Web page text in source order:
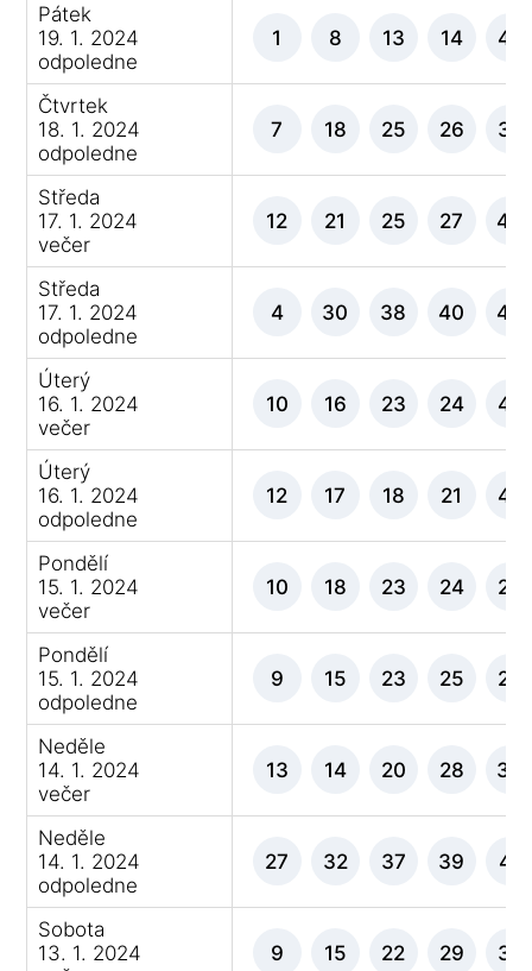
Pátek
19. 1. 2024
odpoledne
1 8 13 14 42
Čtvrtek
18. 1. 2024
odpoledne
7 18 25 26 32
Středa
17. 1. 2024
večer
12 21 25 27 43
Středa
17. 1. 2024
odpoledne
4 30 38 40 44
Úterý
16. 1. 2024
večer
10 16 23 24 42
Úterý
16. 1. 2024
odpoledne
12 17 18 21 42
Pondělí
15. 1. 2024
večer
10 18 23 24 27
Pondělí
15. 1. 2024
odpoledne
9 15 23 25 29
Neděle
14. 1. 2024
večer
13 14 20 28 34
Neděle
14. 1. 2024
odpoledne
27 32 37 39 41
Sobota
13. 1. 2024
9 15 22 29 32